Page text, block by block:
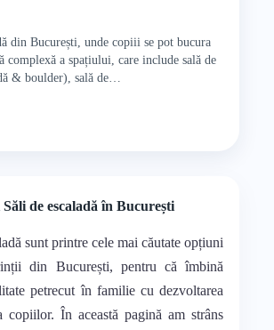
din București, unde copiii se pot bucura
complexă a spațiului, care include sală de
& boulder), sală de…
de escaladă în București
sunt printre cele mai căutate opțiuni
din București, pentru că îmbină
petrecut în familie cu dezvoltarea
copiilor. În această pagină am strâns